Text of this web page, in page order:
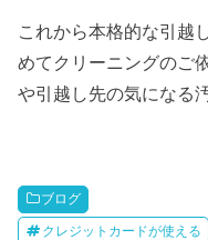
これから本格的な引越
めてクリーニングのご
や引越し先の気になる
ブログ
クレジットカードが使える